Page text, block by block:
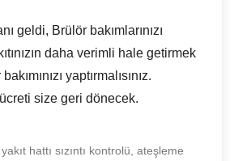
geldi, Brülör bakımlarınızı
daha verimli hale getirmek
yaptırmalısınız.
size geri dönecek.
hattı sızıntı kontrolü, ateşleme